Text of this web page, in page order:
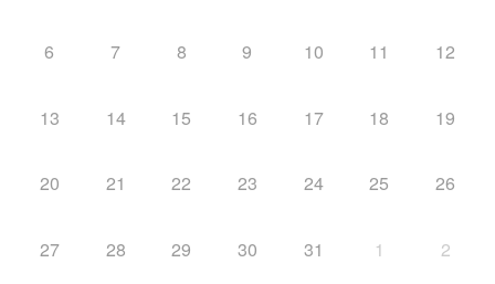
6 7 8 9 10 11 12
13 14 15 16 17 18 19
20 21 22 23 24 25 26
27 28 29 30 31 1 2